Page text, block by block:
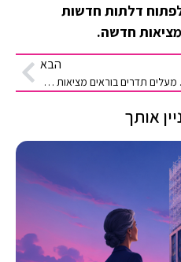
לפתוח דלתות חדשות
חדשה.
הבא
מעלים תדרים בוראים מציאות חדשה
אותך